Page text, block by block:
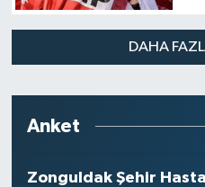
DAHA
Anket
Zonguldak Şehir